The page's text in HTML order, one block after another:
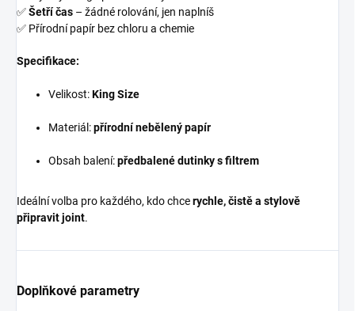
✅Šetří čas – žádné rolování, jen naplníš
✅ Přírodní papír bez chloru a chemie
Specifikace:
Velikost:King Size
Materiál:přírodní nebělený papír
Obsah balení:předbalené dutinky s filtrem
Ideální volba pro každého, kdo chcerychle, čistě a stylově
připravit joint.
Doplňkové parametry